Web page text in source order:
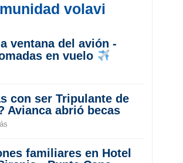
volavi
ventana del avión -
en vuelo
con ser Tripulante de
Avianca abrió becas
familiares en Hotel